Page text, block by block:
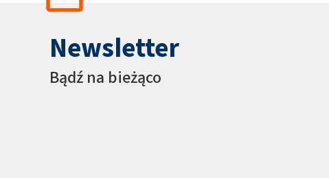
Newsletter
Bądź na bieżąco